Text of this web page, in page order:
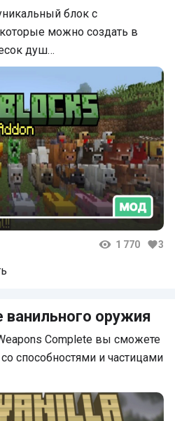
блок с
можно создать в
душ…
1 770 3
оружия
Complete вы сможете
способностями и частицами